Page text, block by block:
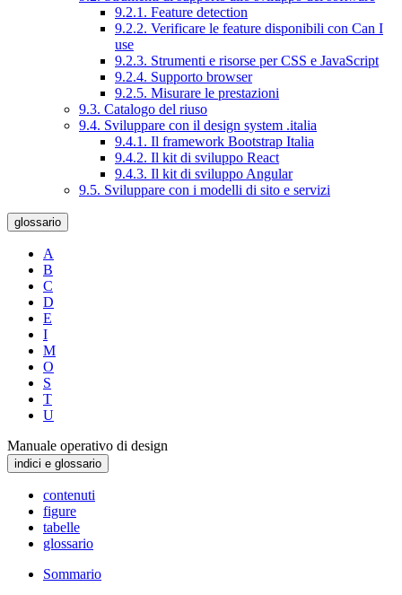
9.2.1. Feature detection
9.2.2. Verificare le feature disponibili con Can I
use
9.2.3. Strumenti e risorse per CSS e JavaScript
9.2.4. Supporto browser
9.2.5. Misurare le prestazioni
9.3. Catalogo del riuso
9.4. Sviluppare con il design system .italia
9.4.1. Il framework Bootstrap Italia
9.4.2. Il kit di sviluppo React
9.4.3. Il kit di sviluppo Angular
9.5. Sviluppare con i modelli di sito e servizi
glossario
A
B
C
D
E
I
M
O
S
T
U
Manuale operativo di design
indici e glossario
contenuti
figure
tabelle
glossario
Sommario